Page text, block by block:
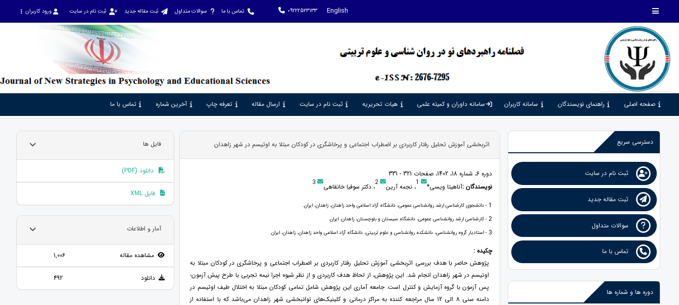
English
09222523133 تماس با ما سوالات متداول ثبت مقاله جدید ثبت نام در سایت ورود کاربران
صفحه اصلی راهنمای نویسندگان سامانه کاربران سامانه داوران و کمیته علمی هیات تحریریه ثبت نام در سایت ارسال مقاله تعرفه چاپ آخرین شماره تماس با ما
دسترسی سریع
ثبت نام در سایت
ثبت مقاله جدید
سوالات متداول
تماس با ما
دوره ها و شماره ها
اثربخشی آموزش تحلیل رفتار کاربردی بر اضطراب اجتماعی و پرخاشگری در کودکان مبتلا به اوتیسم در شهر زاهدان
دوره 6، شماره 18، 1402، صفحات 321 - 331
نویسندگان :آناهیتا ویسی* 1، نجمه آرین 2، دکتر سوفیا خانقاهی 3
1 - دانشجوی کارشناسی ارشد روانشناسی عمومی، دانشگاه آزاد اسلامی واحد زاهدان، زاهدان، ایران.
2 - کارشناسی ارشد روانشناسی عمومی، دانشگاه سیستان و بلوچستان، زاهدان، ایران.
3 - استادیار گروه روانشناسی، دانشکده روانشناسی و علوم تربیتی، دانشگاه آزاد اسلامی واحد زاهدان، زاهدان، ایران.
چکیده :
پژوهش حاضر ﺑﺎ ﻫﺪف بررسی اثربخشی آموزش تحلیل رفتار کاربردی بر اضطراب اجتماعی و پرخاشگری در کودکان مبتلا به
اوتیسم در شهر زاهدان انجام شد. این پژوهش، از لحاظ هدف کاربردی و از نظر شیوه اجرا نیمه تجربی با طرح پیش آزمون-
پس آزمون با گروه آزمایش و کنترل است. جامعه آماری این پژوهش شامل تمامی کودکان مبتلا به اختلال طیف اوتیسم در
دامنه سنی 8 الی 12 سال مراجعه کننده به مراکز درمانی و کلینیک‌های توانبخشی شهر زاهدان می‌باشد که با استفاده از
فایل ها
دانلود (PDF)
فایل XML
آمار و اطلاعات
مشاهده مقاله 1,006
دانلود 492